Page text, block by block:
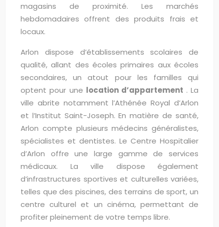
magasins de proximité. Les marchés
hebdomadaires offrent des produits frais et
locaux.
Arlon dispose d’établissements scolaires de
qualité, allant des écoles primaires aux écoles
secondaires, un atout pour les familles qui
optent pour une location d’appartement . La
ville abrite notamment l’Athénée Royal d’Arlon
et l’Institut Saint-Joseph. En matière de santé,
Arlon compte plusieurs médecins généralistes,
spécialistes et dentistes. Le Centre Hospitalier
d’Arlon offre une large gamme de services
médicaux. La ville dispose également
d’infrastructures sportives et culturelles variées,
telles que des piscines, des terrains de sport, un
centre culturel et un cinéma, permettant de
profiter pleinement de votre temps libre.